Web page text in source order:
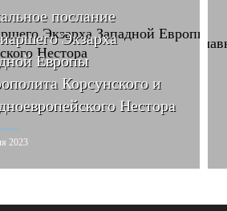
послание
Экзарха
Европы
Корсунского и
Нестора
2023